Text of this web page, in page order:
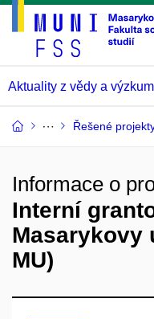
Aktuality z vědy a
Řešené
Informace o
Interní
Masarykovy
MU)